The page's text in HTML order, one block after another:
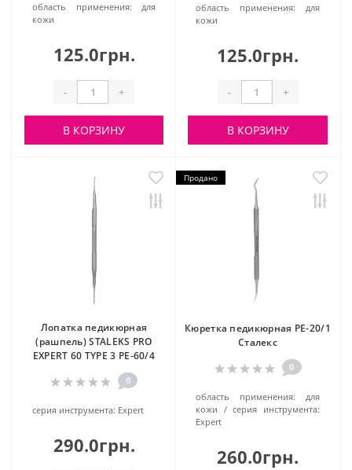
область применения:
для
кожи
125.0грн.
- +
В КОРЗИНУ
область применения:
для
кожи
125.0грн.
- +
В КОРЗИНУ
Лопатка педикюрная
(рашпель) STALEKS PRO
EXPERT 60 TYPE 3 PE-60/4
0
серия инструмента: Expert
290.0грн.
Продано
Кюретка педикюрная PE-20/1
Сталекс
0
область применения:
для
кожи
серия инструмента:
Expert
260.0грн.